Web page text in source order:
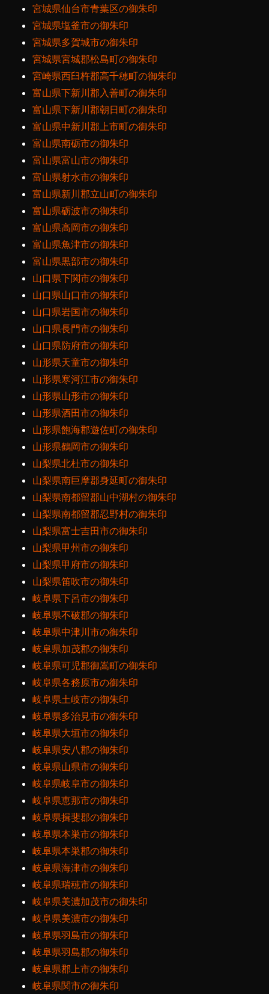
宮城県仙台市青葉区の御朱印
宮城県塩釜市の御朱印
宮城県多賀城市の御朱印
宮城県宮城郡松島町の御朱印
宮崎県西臼杵郡高千穂町の御朱印
富山県下新川郡入善町の御朱印
富山県下新川郡朝日町の御朱印
富山県中新川郡上市町の御朱印
富山県南砺市の御朱印
富山県富山市の御朱印
富山県射水市の御朱印
富山県新川郡立山町の御朱印
富山県砺波市の御朱印
富山県高岡市の御朱印
富山県魚津市の御朱印
富山県黒部市の御朱印
山口県下関市の御朱印
山口県山口市の御朱印
山口県岩国市の御朱印
山口県長門市の御朱印
山口県防府市の御朱印
山形県天童市の御朱印
山形県寒河江市の御朱印
山形県山形市の御朱印
山形県酒田市の御朱印
山形県飽海郡遊佐町の御朱印
山形県鶴岡市の御朱印
山梨県北杜市の御朱印
山梨県南巨摩郡身延町の御朱印
山梨県南都留郡山中湖村の御朱印
山梨県南都留郡忍野村の御朱印
山梨県富士吉田市の御朱印
山梨県甲州市の御朱印
山梨県甲府市の御朱印
山梨県笛吹市の御朱印
岐阜県下呂市の御朱印
岐阜県不破郡の御朱印
岐阜県中津川市の御朱印
岐阜県加茂郡の御朱印
岐阜県可児郡御嵩町の御朱印
岐阜県各務原市の御朱印
岐阜県土岐市の御朱印
岐阜県多治見市の御朱印
岐阜県大垣市の御朱印
岐阜県安八郡の御朱印
岐阜県山県市の御朱印
岐阜県岐阜市の御朱印
岐阜県恵那市の御朱印
岐阜県揖斐郡の御朱印
岐阜県本巣市の御朱印
岐阜県本巣郡の御朱印
岐阜県海津市の御朱印
岐阜県瑞穂市の御朱印
岐阜県美濃加茂市の御朱印
岐阜県美濃市の御朱印
岐阜県羽島市の御朱印
岐阜県羽島郡の御朱印
岐阜県郡上市の御朱印
岐阜県関市の御朱印